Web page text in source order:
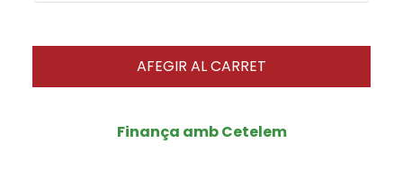
AFEGIR AL CARRET
Finança amb Cetelem